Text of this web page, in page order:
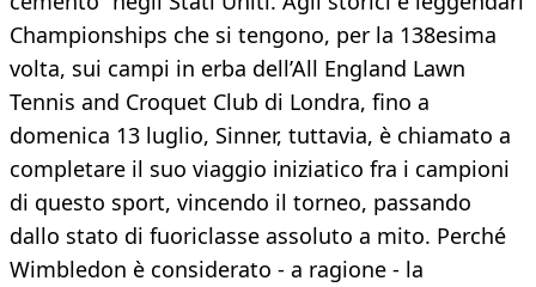
Championships che si tengono, per la 138esima
volta, sui campi in erba dell’All England Lawn
Tennis and Croquet Club di Londra, fino a
domenica 13 luglio, Sinner, tuttavia, è chiamato a
completare il suo viaggio iniziatico fra i campioni
di questo sport, vincendo il torneo, passando
dallo stato di fuoriclasse assoluto a mito. Perché
Wimbledon è considerato - a ragione - la